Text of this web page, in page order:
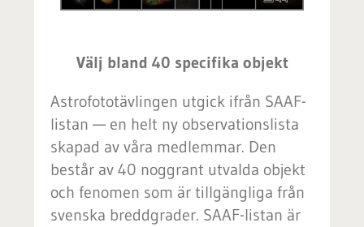
Välj bland 40 specifika objekt
Astrofototävlingen utgick ifrån SAAF-
listan — en helt ny observationslista
skapad av våra medlemmar. Den
består av 40 noggrant utvalda objekt
och fenomen som är tillgängliga från
svenska breddgrader. SAAF-listan är